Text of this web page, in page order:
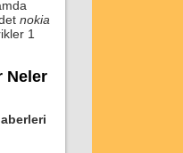
nokia
1
Neler